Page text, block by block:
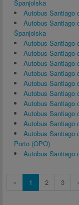
Španjolska
Autobus Santiago
Autobus Santiago
Španjolska
Autobus Santiago
Autobus Santiago
Autobus Santiago
Autobus Santiago
Autobus Santiago
Autobus Santiago
Autobus Santiago
Autobus Santiago
Autobus Santiago
Autobus Santiago
Porto (OPO)
Autobus Santiago
« 1 2 3